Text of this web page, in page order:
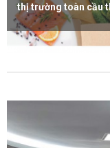
thị trường toàn cầu
Xem thêm